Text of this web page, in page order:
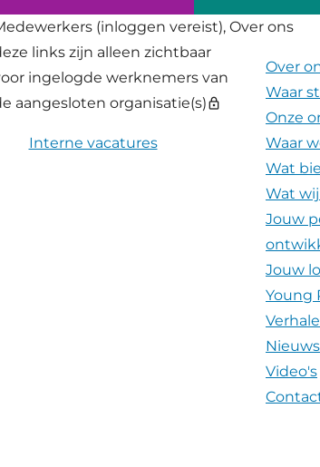
(inloggen vereist),
links zijn alleen zichtbaar
ingelogde werknemers van
aangesloten organisatie(s)lock
Interne vacatures
Over ons
Over
Waar
Onze
Waar
Wat
Wat
Jouw
Jouw
Young
Nieuws
Video's